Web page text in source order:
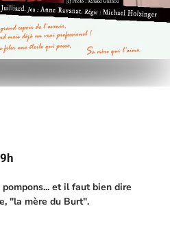
et il faut bien dire
"la mère du Burt".